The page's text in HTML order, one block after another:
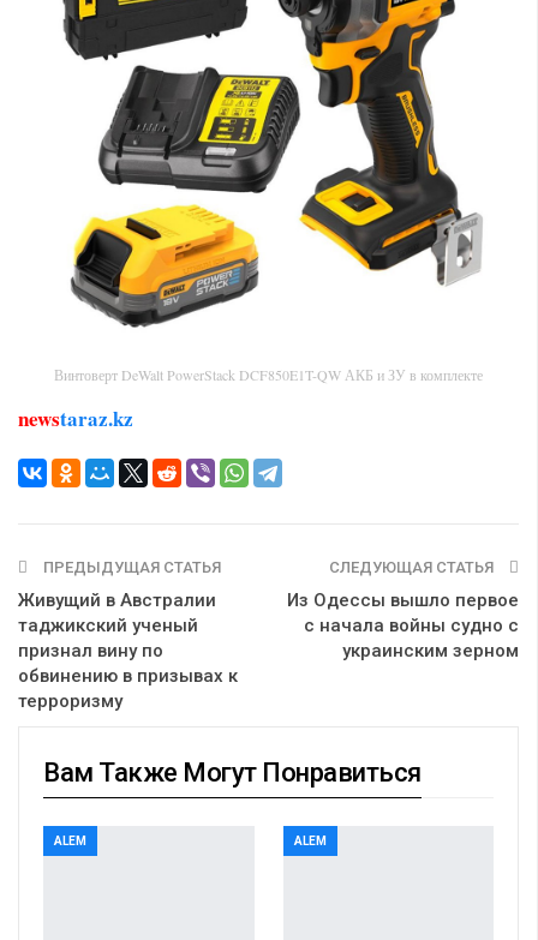
Винтоверт DeWalt PowerStack DCF850E1T-QW АКБ и ЗУ в комплекте
newstaraz.kz
ПРЕДЫДУЩАЯ СТАТЬЯ
Живущий в Австралии
таджикский ученый
признал вину по
обвинению в призывах к
терроризму
СЛЕДУЮЩАЯ СТАТЬЯ
Из Одессы вышло первое
с начала войны судно с
украинским зерном
Вам Также Могут Понравиться
ALEM ALEM